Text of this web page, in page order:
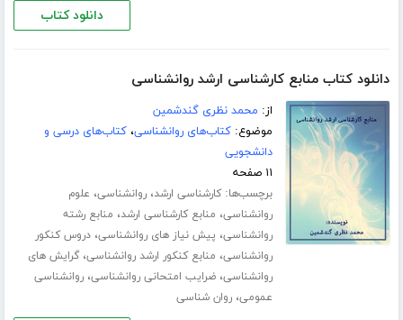
دانلود کتاب
دانلود کتاب منابع کارشناسی ارشد روانشناسی
از: محمد نظری گندشمین
موضوع:کتاب‌های روانشناسی،کتاب‌های درسی و
دانشجویی
۱۱ صفحه
برچسب‌ها:کارشناسی ارشد،روانشناسی، علوم
روانشناسی، منابع کارشناسی ارشد، منابع رشته
روانشناسی، پیش نیاز های روانشناسی،دروس کنکور
روانشناسی، منابع کنکور ارشد روانشناسی،گرایش های
روانشناسی،ضرایب امتحانی روانشناسی،روانشناسی
عمومی،روان شناسی